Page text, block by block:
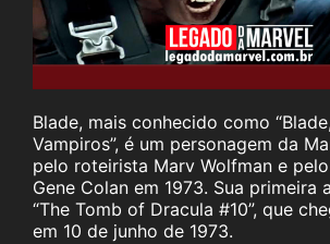
Blade, mais conhecido como
Vampiros”, é um personagem da
pelo roteirista Marv Wolfman e
Gene Colan em 1973. Sua primeira
“The Tomb of Dracula #10”, que
em 10 de junho de 1973.